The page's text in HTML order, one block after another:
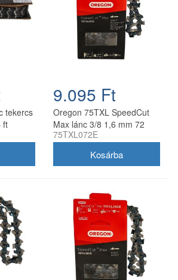
tekercs
ft
9.095 Ft
Oregon 75TXL SpeedCut
Max lánc 3/8 1,6 mm 72
szem
75TXL072E